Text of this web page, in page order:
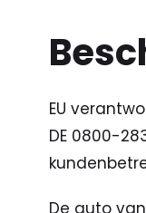
EU
DE 0800-
De auto